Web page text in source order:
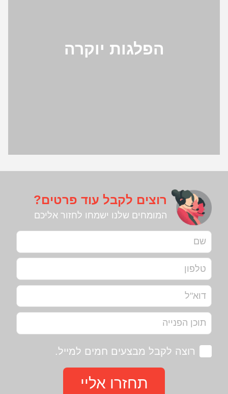
הפלגות יוקרה
רוצים לקבל עוד פרטים?
המומחים שלנו ישמחו לחזור אליכם
רוצה לקבל מבצעים חמים למייל.
תחזרו אליי